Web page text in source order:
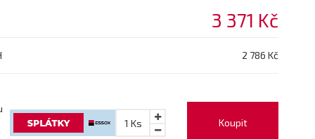
3 371 Kč
2 786 Kč
Koupit
1 Ks